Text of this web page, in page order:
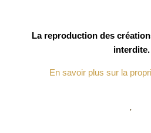
La reproduction des
interdite.
En savoir plus sur la